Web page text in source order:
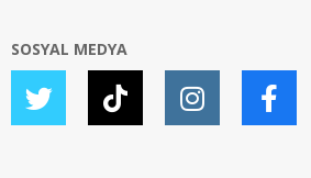
SOSYAL MEDYA